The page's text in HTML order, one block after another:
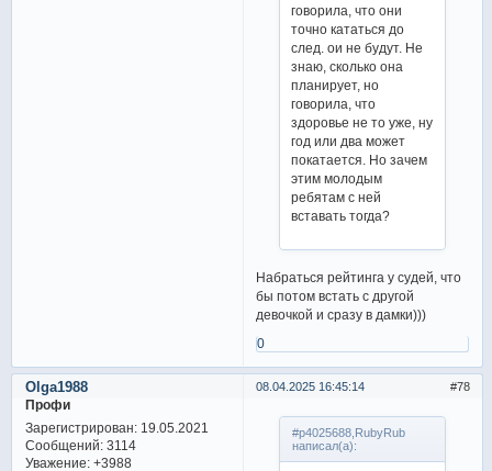
говорила, что они
точно кататься до
след. ои не будут. Не
знаю, сколько она
планирует, но
говорила, что
здоровье не то уже, ну
год или два может
покатается. Но зачем
этим молодым
ребятам с ней
вставать тогда?
Набраться рейтинга у судей, что
бы потом встать с другой
девочкой и сразу в дамки)))
0
78
08.04.2025 16:45:14
Olga1988
Профи
Зарегистрирован: 19.05.2021
Сообщений:3114
Уважение: +3988
#p4025688,RubyRub
написал(а):